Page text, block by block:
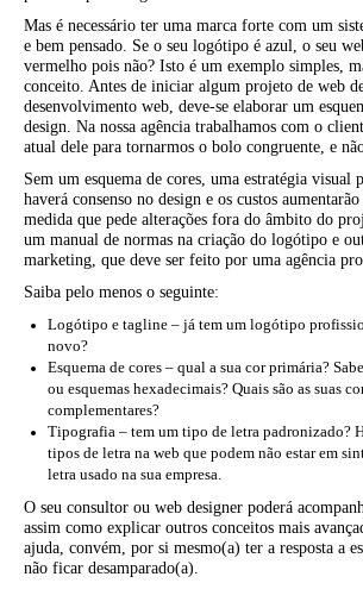
Mas é necessário ter uma marca forte com um
e bem pensado. Se o seu logótipo é azul, o seu
vermelho pois não? Isto é um exemplo simples,
conceito. Antes de iniciar algum projeto de web
desenvolvimento web, deve-se elaborar um
design. Na nossa agência trabalhamos com o
atual dele para tornarmos o bolo congruente, e
Sem um esquema de cores, uma estratégia visual
haverá consenso no design e os custos
medida que pede alterações fora do âmbito do
um manual de normas na criação do logótipo e
marketing, que deve ser feito por uma agência
Saiba pelo menos o seguinte:
Logótipo e tagline – já tem um logótipo
novo?
Esquema de cores – qual a sua cor primária?
ou esquemas hexadecimais? Quais são as suas
complementares?
Tipografia – tem um tipo de letra padronizado?
tipos de letra na web que podem não estar em
letra usado na sua empresa.
O seu consultor ou web designer poderá
assim como explicar outros conceitos mais
ajuda, convém, por si mesmo(a) ter a resposta a
não ficar desamparado(a).